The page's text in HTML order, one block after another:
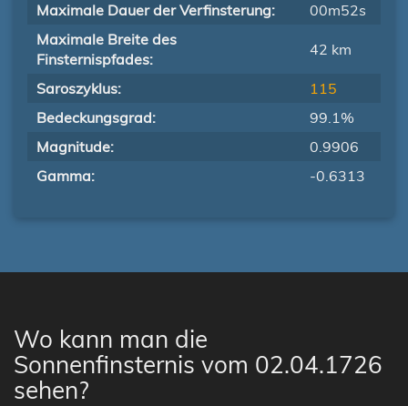
Maximale Dauer der Verfinsterung:
00m52s
Maximale Breite des
Finsternispfades:
42 km
Saroszyklus:
115
Bedeckungsgrad:
99.1%
Magnitude:
0.9906
Gamma:
-0.6313
Wo kann man die
Sonnenfinsternis vom 02.04.1726
sehen?